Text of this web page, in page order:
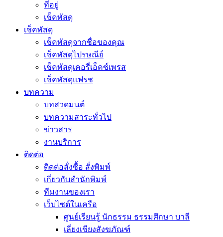
ที่อยู่
เช็คพัสดุ
เช็คพัสดุ
เช็คพัสดุจากชื่อของคุณ
เช็คพัสดุไปรษณีย์
เช็คพัสดุเคอรี่เอ็คซ์เพรส
เช็คพัสดุแฟรช
บทความ
บทสวดมนต์
บทความสาระทั่วไป
ข่าวสาร
งานบริการ
ติดต่อ
ติดต่อสั่งซื้อ สั่งพิมพ์
เกี่ยวกับสำนักพิมพ์
ทีมงานของเรา
เว็บไซต์ในเครือ
ศูนย์เรียนรู้ นักธรรม ธรรมศึกษา บาลี
เลี่ยงเชียงสังฆภัณฑ์